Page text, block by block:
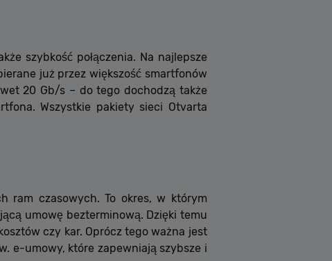
szybkość połączenia. Na najlepsze
już przez większość smartfonów
20 Gb/s – do tego dochodzą także
Wszystkie pakiety sieci Otvarta
ram czasowych. To okres, w którym
umowę bezterminową. Dzięki temu
czy kar. Oprócz tego ważna jest
e-umowy, które zapewniają szybsze i